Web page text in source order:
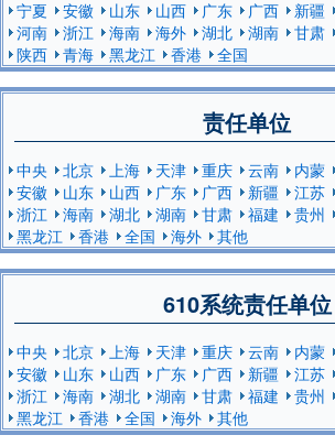
宁夏
安徽 山东 山西 广东 广西 新疆
河南
浙江 海南 海外 湖北 湖南 甘肃
陕西
青海 黑龙江 香港 全国
责任单位
中央 北京 上海 天津 重庆 云南 内蒙
安徽
山东 山西 广东 广西 新疆 江苏
浙江
海南 湖北 湖南 甘肃 福建 贵州
黑龙江
香港 全国 海外 其他
610系统责任单位
中央 北京 上海 天津 重庆 云南 内蒙
安徽
山东 山西 广东 广西 新疆 江苏
浙江
海南 湖北 湖南 甘肃 福建 贵州
黑龙江
香港 全国 海外 其他